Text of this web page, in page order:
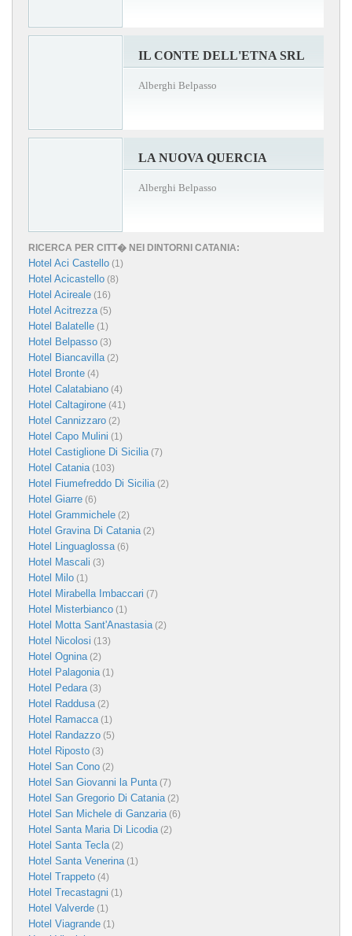
IL CONTE DELL'ETNA SRL
Alberghi Belpasso
LA NUOVA QUERCIA
Alberghi Belpasso
RICERCA PER CITT� NEI DINTORNI CATANIA:
Hotel Aci Castello (1)
Hotel Acicastello (8)
Hotel Acireale (16)
Hotel Acitrezza(5)
Hotel Balatelle (1)
Hotel Belpasso (3)
Hotel Biancavilla(2)
Hotel Bronte (4)
Hotel Calatabiano (4)
Hotel Caltagirone (41)
Hotel Cannizzaro (2)
Hotel Capo Mulini (1)
Hotel Castiglione Di Sicilia(7)
Hotel Catania(103)
Hotel Fiumefreddo Di Sicilia(2)
Hotel Giarre (6)
Hotel Grammichele (2)
Hotel Gravina Di Catania(2)
Hotel Linguaglossa(6)
Hotel Mascali (3)
Hotel Milo (1)
Hotel Mirabella Imbaccari (7)
Hotel Misterbianco (1)
Hotel Motta Sant'Anastasia(2)
Hotel Nicolosi (13)
Hotel Ognina(2)
Hotel Palagonia(1)
Hotel Pedara(3)
Hotel Raddusa(2)
Hotel Ramacca(1)
Hotel Randazzo (5)
Hotel Riposto (3)
Hotel San Cono (2)
Hotel San Giovanni la Punta(7)
Hotel San Gregorio Di Catania(2)
Hotel San Michele di Ganzaria(6)
Hotel Santa Maria Di Licodia(2)
Hotel Santa Tecla(2)
Hotel Santa Venerina(1)
Hotel Trappeto (4)
Hotel Trecastagni (1)
Hotel Valverde (1)
Hotel Viagrande (1)